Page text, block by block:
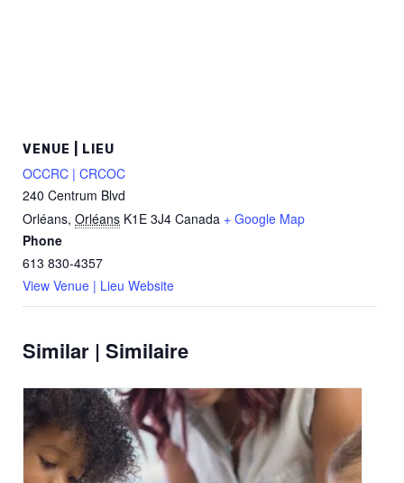
VENUE | LIEU
OCCRC | CRCOC
240 Centrum Blvd
Orléans, Orléans K1E 3J4 Canada + Google Map
Phone
613 830-4357
View Venue | Lieu Website
Similar | Similaire